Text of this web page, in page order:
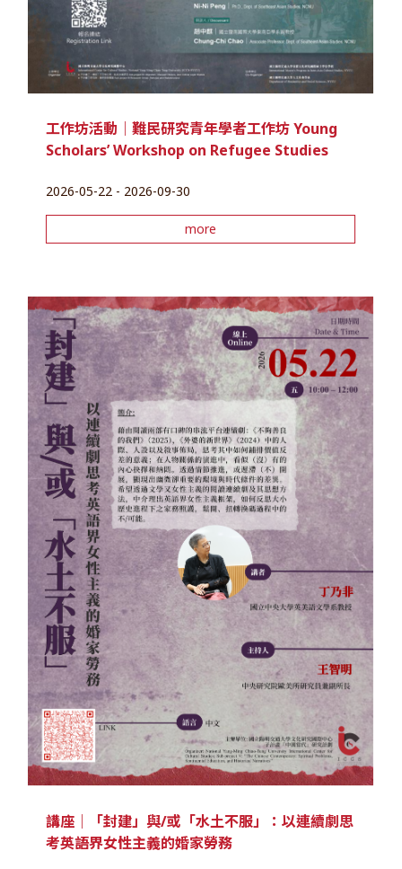
工作坊活動｜難民研究青年學者工作坊 Young
Scholars’ Workshop on Refugee Studies
2026-05-22 - 2026-09-30
more
講座｜「封建」與/或「水土不服」：以連續劇思
考英語界女性主義的婚家勞務